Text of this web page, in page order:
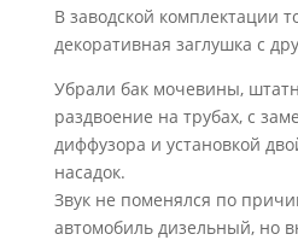
В заводской комплектации
декоративная заглушка с
Убрали бак мочевины,
раздвоение на трубах, с
диффузора и установкой
насадок.
Звук не поменялся по
автомобиль дизельный, но